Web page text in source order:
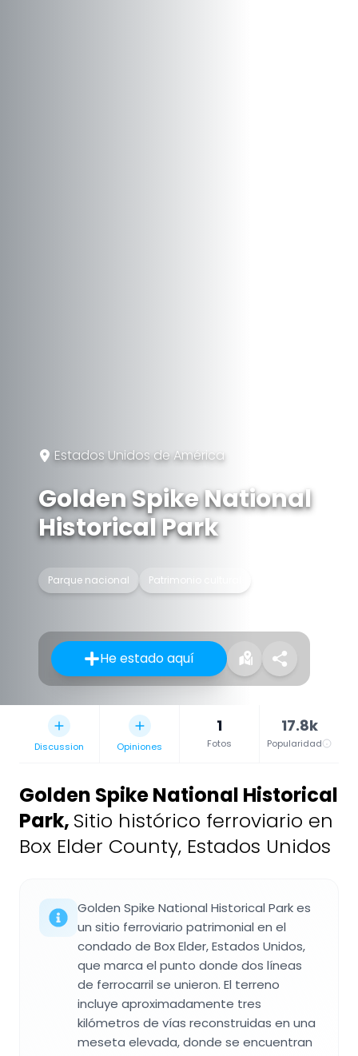
Estados Unidos de América
Golden Spike National
Historical Park
Parque nacional Patrimonio cultural
He estado aquí
Discussion Opiniones
1
Fotos
17.8k
Popularidad
Golden Spike National Historical
Park, Sitio histórico ferroviario en
Box Elder County, Estados Unidos
Golden Spike National Historical Park es
un sitio ferroviario patrimonial en el
condado de Box Elder, Estados Unidos,
que marca el punto donde dos líneas
de ferrocarril se unieron. El terreno
incluye aproximadamente tres
kilómetros de vías reconstruidas en una
meseta elevada, donde se encuentran